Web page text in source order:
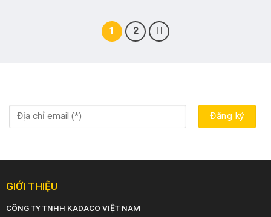
1 2
GIỚI THIỆU
CÔNG TY TNHH KADACO VIỆT NAM